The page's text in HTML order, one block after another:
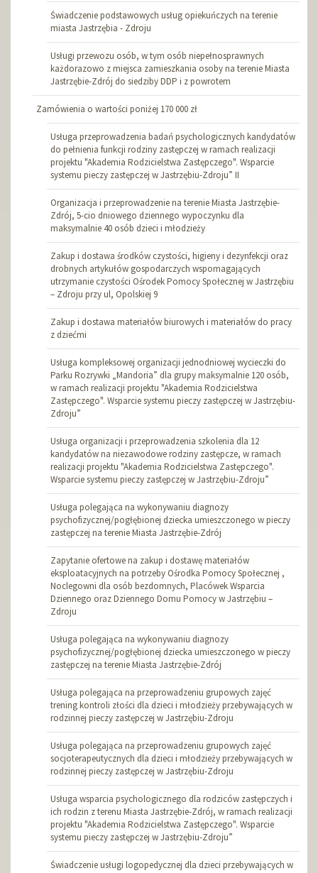
Świadczenie podstawowych usług opiekuńczych na terenie
miasta Jastrzębia - Zdroju
Usługi przewozu osób, w tym osób niepełnosprawnych
każdorazowo z miejsca zamieszkania osoby na terenie Miasta
Jastrzębie-Zdrój do siedziby DDP i z powrotem
Zamówienia o wartości poniżej 170 000 zł
Usługa przeprowadzenia badań psychologicznych kandydatów
do pełnienia funkcji rodziny zastępczej w ramach realizacji
projektu "Akademia Rodzicielstwa Zastępczego". Wsparcie
systemu pieczy zastępczej w Jastrzębiu-Zdroju” II
Organizacja i przeprowadzenie na terenie Miasta Jastrzębie-
Zdrój, 5-cio dniowego dziennego wypoczynku dla
maksymalnie 40 osób dzieci i młodzieży
Zakup i dostawa środków czystości, higieny i dezynfekcji oraz
drobnych artykułów gospodarczych wspomagających
utrzymanie czystości Ośrodek Pomocy Społecznej w Jastrzębiu
– Zdroju przy ul, Opolskiej 9
Zakup i dostawa materiałów biurowych i materiałów do pracy
z dziećmi
Usługa kompleksowej organizacji jednodniowej wycieczki do
Parku Rozrywki „Mandoria” dla grupy maksymalnie 120 osób,
w ramach realizacji projektu "Akademia Rodzicielstwa
Zastępczego". Wsparcie systemu pieczy zastępczej w Jastrzębiu-
Zdroju”
Usługa organizacji i przeprowadzenia szkolenia dla 12
kandydatów na niezawodowe rodziny zastępcze, w ramach
realizacji projektu "Akademia Rodzicielstwa Zastępczego".
Wsparcie systemu pieczy zastępczej w Jastrzębiu-Zdroju”
Usługa polegająca na wykonywaniu diagnozy
psychofizycznej/pogłębionej dziecka umieszczonego w pieczy
zastępczej na terenie Miasta Jastrzębie-Zdrój
Zapytanie ofertowe na zakup i dostawę materiałów
eksploatacyjnych na potrzeby Ośrodka Pomocy Społecznej ,
Noclegowni dla osób bezdomnych, Placówek Wsparcia
Dziennego oraz Dziennego Domu Pomocy w Jastrzębiu –
Zdroju
Usługa polegająca na wykonywaniu diagnozy
psychofizycznej/pogłębionej dziecka umieszczonego w pieczy
zastępczej na terenie Miasta Jastrzębie-Zdrój
Usługa polegająca na przeprowadzeniu grupowych zajęć
trening kontroli złości dla dzieci i młodzieży przebywających w
rodzinnej pieczy zastępczej w Jastrzębiu-Zdroju
Usługa polegająca na przeprowadzeniu grupowych zajęć
socjoterapeutycznych dla dzieci i młodzieży przebywających w
rodzinnej pieczy zastępczej w Jastrzębiu-Zdroju
Usługa wsparcia psychologicznego dla rodziców zastępczych i
ich rodzin z terenu Miasta Jastrzębie-Zdrój, w ramach realizacji
projektu "Akademia Rodzicielstwa Zastępczego". Wsparcie
systemu pieczy zastępczej w Jastrzębiu-Zdroju”
Świadczenie usługi logopedycznej dla dzieci przebywających w